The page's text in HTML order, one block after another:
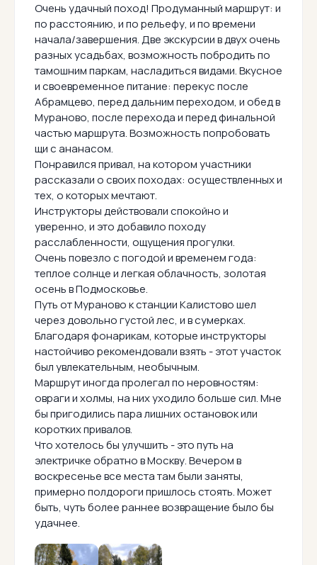
Очень удачный поход! Продуманный маршрут: и
по расстоянию, и по рельефу, и по времени
начала/завершения. Две экскурсии в двух очень
разных усадьбах, возможность побродить по
тамошним паркам, насладиться видами. Вкусное
и своевременное питание: перекус после
Абрамцево, перед дальним переходом, и обед в
Мураново, после перехода и перед финальной
частью маршрута. Возможность попробовать
щи с ананасом.
Понравился привал, на котором участники
рассказали о своих походах: осуществленных и
тех, о которых мечтают.
Инструкторы действовали спокойно и
уверенно, и это добавило походу
расслабленности, ощущения прогулки.
Очень повезло с погодой и временем года:
теплое солнце и легкая облачность, золотая
осень в Подмосковье.
Путь от Мураново к станции Калистово шел
через довольно густой лес, и в сумерках.
Благодаря фонарикам, которые инструкторы
настойчиво рекомендовали взять - этот участок
был увлекательным, необычным.
Маршрут иногда пролегал по неровностям:
овраги и холмы, на них уходило больше сил. Мне
бы пригодились пара лишних остановок или
коротких привалов.
Что хотелось бы улучшить - это путь на
электричке обратно в Москву. Вечером в
воскресенье все места там были заняты,
примерно полдороги пришлось стоять. Может
быть, чуть более раннее возвращение было бы
удачнее.